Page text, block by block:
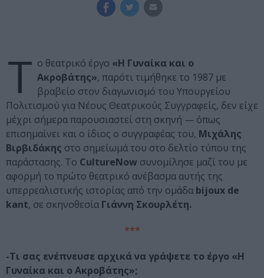
Τ ο θεατρικό έργο «Η Γυναίκα και ο
Ακροβάτης», παρότι τιμήθηκε το 1987 με
βραβείο στον διαγωνισμό του Υπουργείου
Πολιτισμού για Νέους Θεατρικούς Συγγραφείς, δεν είχε
μέχρι σήμερα παρουσιαστεί στη σκηνή — όπως
επισημαίνει και ο ίδιος ο συγγραφέας του, Μιχάλης
Βιρβιδάκης στο σημείωμά του στο δελτίο τύπου της
παράστασης. Το CultureNow συνομίλησε μαζί του με
αφορμή το πρώτο θεατρικό ανέβασμα αυτής της
υπερρεαλιστικής ιστορίας από την ομάδα bijoux de
kant, σε σκηνοθεσία Γιάννη Σκουρλέτη.
***
-Τι σας ενέπνευσε αρχικά να γράψετε το έργο «Η
Γυναίκα και ο Ακροβάτης»;